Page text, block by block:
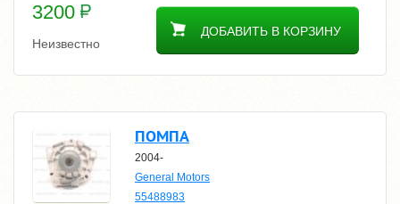
3200
ДОБАВИТЬ В КОРЗИНУ
Неизвестно
ПОМПА
2004-
General Motors
55488983